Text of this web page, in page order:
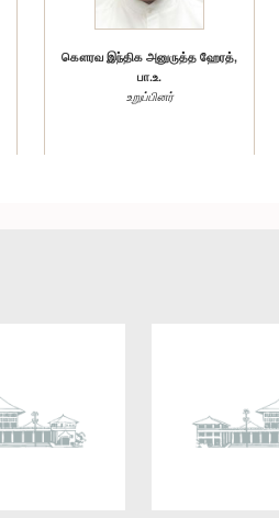
கௌரவ இந்திக அனுருத்த ஹேரத்,
பா.உ.
உறுப்பினர்